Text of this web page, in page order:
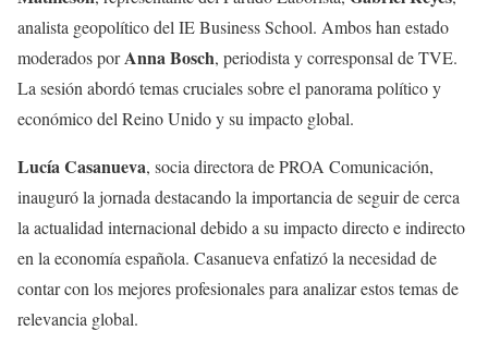
analista geopolítico del IE Business School. Ambos han estado
moderados porAnna Bosch, periodista y corresponsal de TVE.
La sesión abordó temas cruciales sobre el panorama político y
económico del Reino Unido y su impacto global.
Lucía Casanueva, socia directora de PROA Comunicación,
inauguró la jornada destacando la importancia de seguir de cerca
la actualidad internacional debido a su impacto directo e indirecto
en la economía española. Casanueva enfatizó la necesidad de
contar con los mejores profesionales para analizar estos temas de
relevancia global.